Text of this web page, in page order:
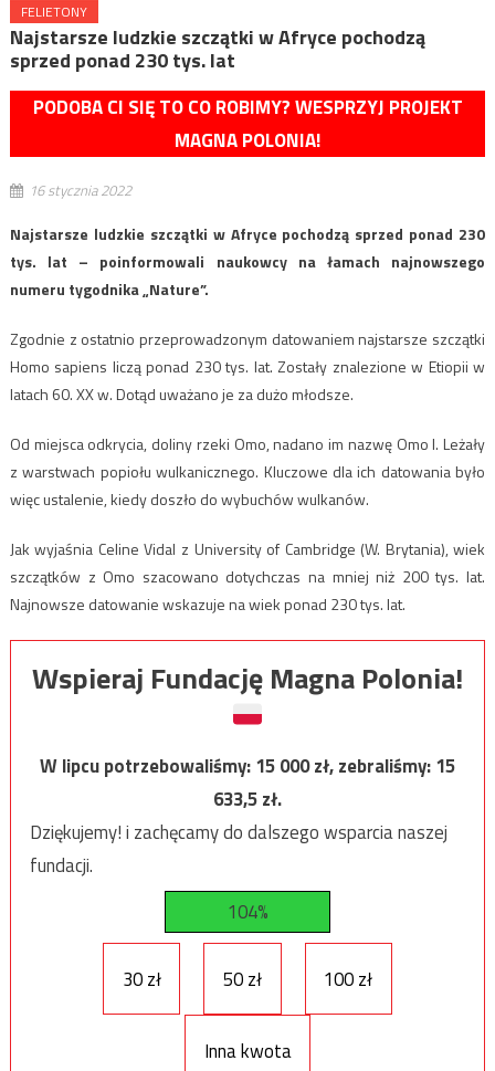
FELIETONY
Najstarsze ludzkie szczątki w Afryce pochodzą
sprzed ponad 230 tys. lat
PODOBA CI SIĘ TO CO ROBIMY? WESPRZYJ PROJEKT
MAGNA POLONIA!
16 stycznia 2022
Najstarsze ludzkie szczątki w Afryce pochodzą sprzed ponad 230
tys. lat – poinformowali naukowcy na łamach najnowszego
numeru tygodnika „Nature”.
Zgodnie z ostatnio przeprowadzonym datowaniem najstarsze szczątki
Homo sapiens liczą ponad 230 tys. lat. Zostały znalezione w Etiopii w
latach 60. XX w. Dotąd uważano je za dużo młodsze.
Od miejsca odkrycia, doliny rzeki Omo, nadano im nazwę Omo I. Leżały
z warstwach popiołu wulkanicznego. Kluczowe dla ich datowania było
więc ustalenie, kiedy doszło do wybuchów wulkanów.
Jak wyjaśnia Celine Vidal z University of Cambridge (W. Brytania), wiek
szczątków z Omo szacowano dotychczas na mniej niż 200 tys. lat.
Najnowsze datowanie wskazuje na wiek ponad 230 tys. lat.
Wspieraj Fundację Magna Polonia!
W lipcu potrzebowaliśmy:15 000zł, zebraliśmy:15
633,5zł.
Dziękujemy! i zachęcamy do dalszego wsparcia naszej
fundacji.
104%
30 zł 50 zł 100 zł
Inna kwota